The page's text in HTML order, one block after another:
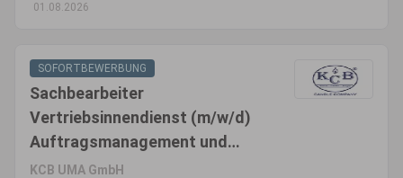
01.08.2026
SOFORTBEWERBUNG
Sachbearbeiter
Vertriebsinnendienst (m/w/d)
Auftragsmanagement und
Projektkoordination
KCB UMA GmbH